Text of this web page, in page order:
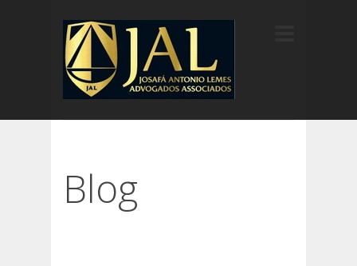
Blog